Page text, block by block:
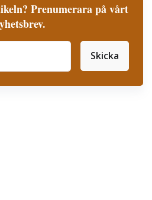
Prenumerara på vårt
Skicka